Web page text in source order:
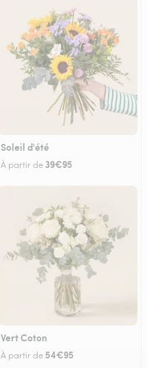
Soleil d'été
À partir de 39€95
Vert Coton
À partir de 54€95